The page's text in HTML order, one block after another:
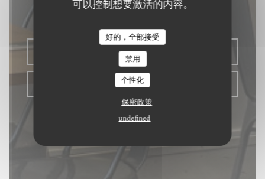
可以控制想要激活的内容。
好的，全部接受
禁用
个性化
保密政策
undefined
预订餐位
带走